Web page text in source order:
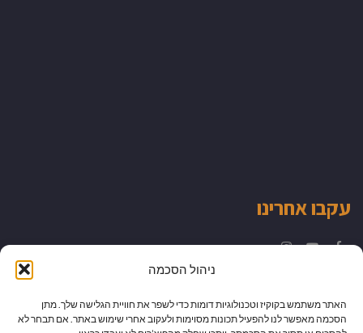
ניהול הסכמה
האתר משתמש בקוקיז וטכנולוגיות דומות כדי לשפר את חוויית הגלישה שלך. מתן
הסכמה מאפשר לנו להפעיל תכונות מסוימות ולעקוב אחרי שימוש באתר. אם תבחר לא
עקבו אחרינו